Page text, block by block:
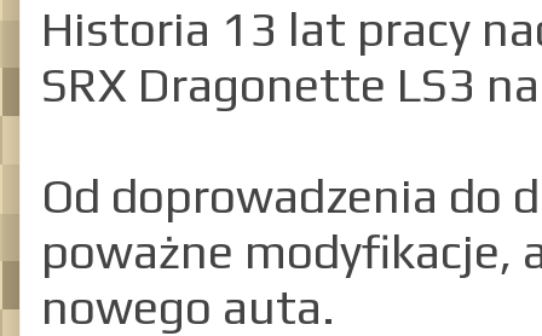
Historia 13 lat pracy
SRX Dragonette LS3
Od doprowadzenia do
poważne modyfikacje,
nowego auta.